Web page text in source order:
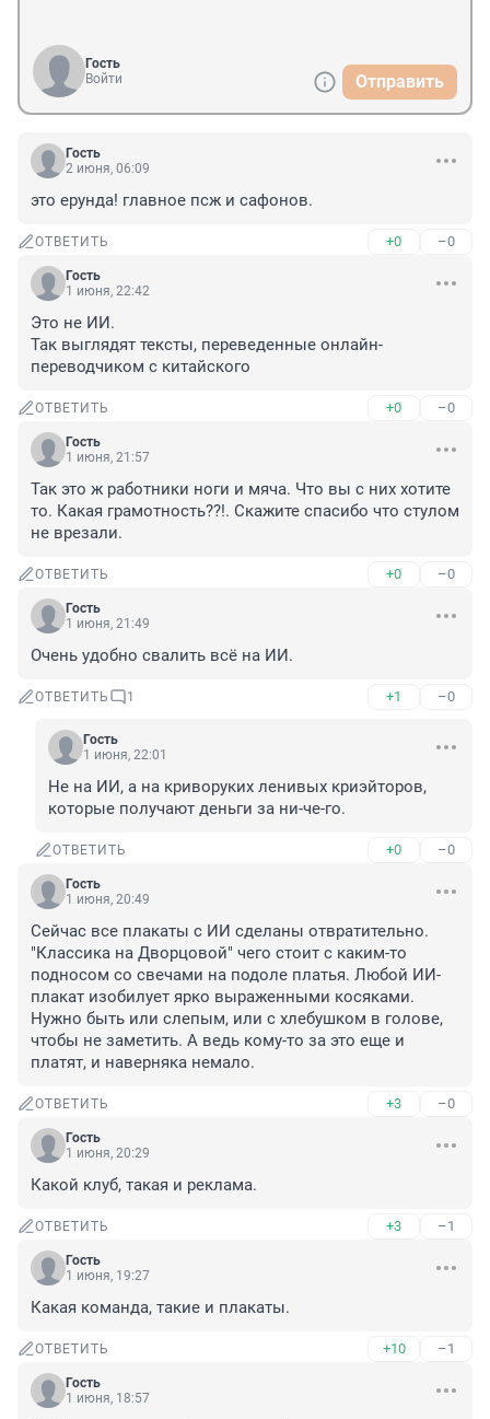
Гость
Войти
Отправить
Гость
2 июня, 06:09
это ерунда! главное псж и сафонов.
ОТВЕТИТЬ +0 –0
Гость
1 июня, 22:42
Это не ИИ.
Так выглядят тексты, переведенные онлайн-
переводчиком с китайского
ОТВЕТИТЬ +0 –0
Гость
1 июня, 21:57
Так это ж работники ноги и мяча. Что вы с них хотите
то. Какая грамотность??!. Скажите спасибо что стулом
не врезали.
ОТВЕТИТЬ +0 –0
Гость
1 июня, 21:49
Очень удобно свалить всё на ИИ.
ОТВЕТИТЬ 1 +1 –0
Гость
1 июня, 22:01
Не на ИИ, а на криворуких ленивых криэйторов,
которые получают деньги за ни-че-го.
ОТВЕТИТЬ +0 –0
Гость
1 июня, 20:49
Сейчас все плакаты с ИИ сделаны отвратительно.
"Классика на Дворцовой" чего стоит с каким-то
подносом со свечами на подоле платья. Любой ИИ-
плакат изобилует ярко выраженными косяками.
Нужно быть или слепым, или с хлебушком в голове,
чтобы не заметить. А ведь кому-то за это еще и
платят, и наверняка немало.
ОТВЕТИТЬ +3 –0
Гость
1 июня, 20:29
Какой клуб, такая и реклама.
ОТВЕТИТЬ +3 –1
Гость
1 июня, 19:27
Какая команда, такие и плакаты.
ОТВЕТИТЬ +10 –1
Гость
1 июня, 18:57